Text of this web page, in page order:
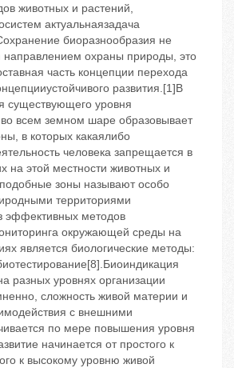
животных и растений,
актуальнаязадача
биоразнообразия не
направлением охраны природы, это
часть концепции перехода
развития.[1]В
существующего уровня
всем земном шаре образовывает
в которых какаялибо
человека запрещается в
на этой местности животных и
зоны называют особо
территориями
методов
окружающей среды на
является биологические методы:
разных уровнях организации
сложность живой материи и
с внешними
по мере повышения уровня
начинается от простого к
к высокому уровню живой